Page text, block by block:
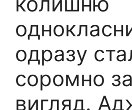
одразу
соромно
вигляд.